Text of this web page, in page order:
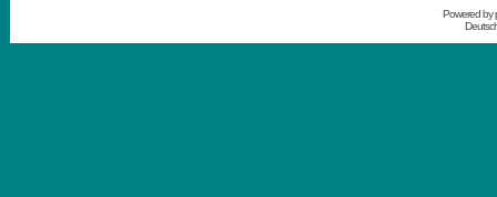
Powered by